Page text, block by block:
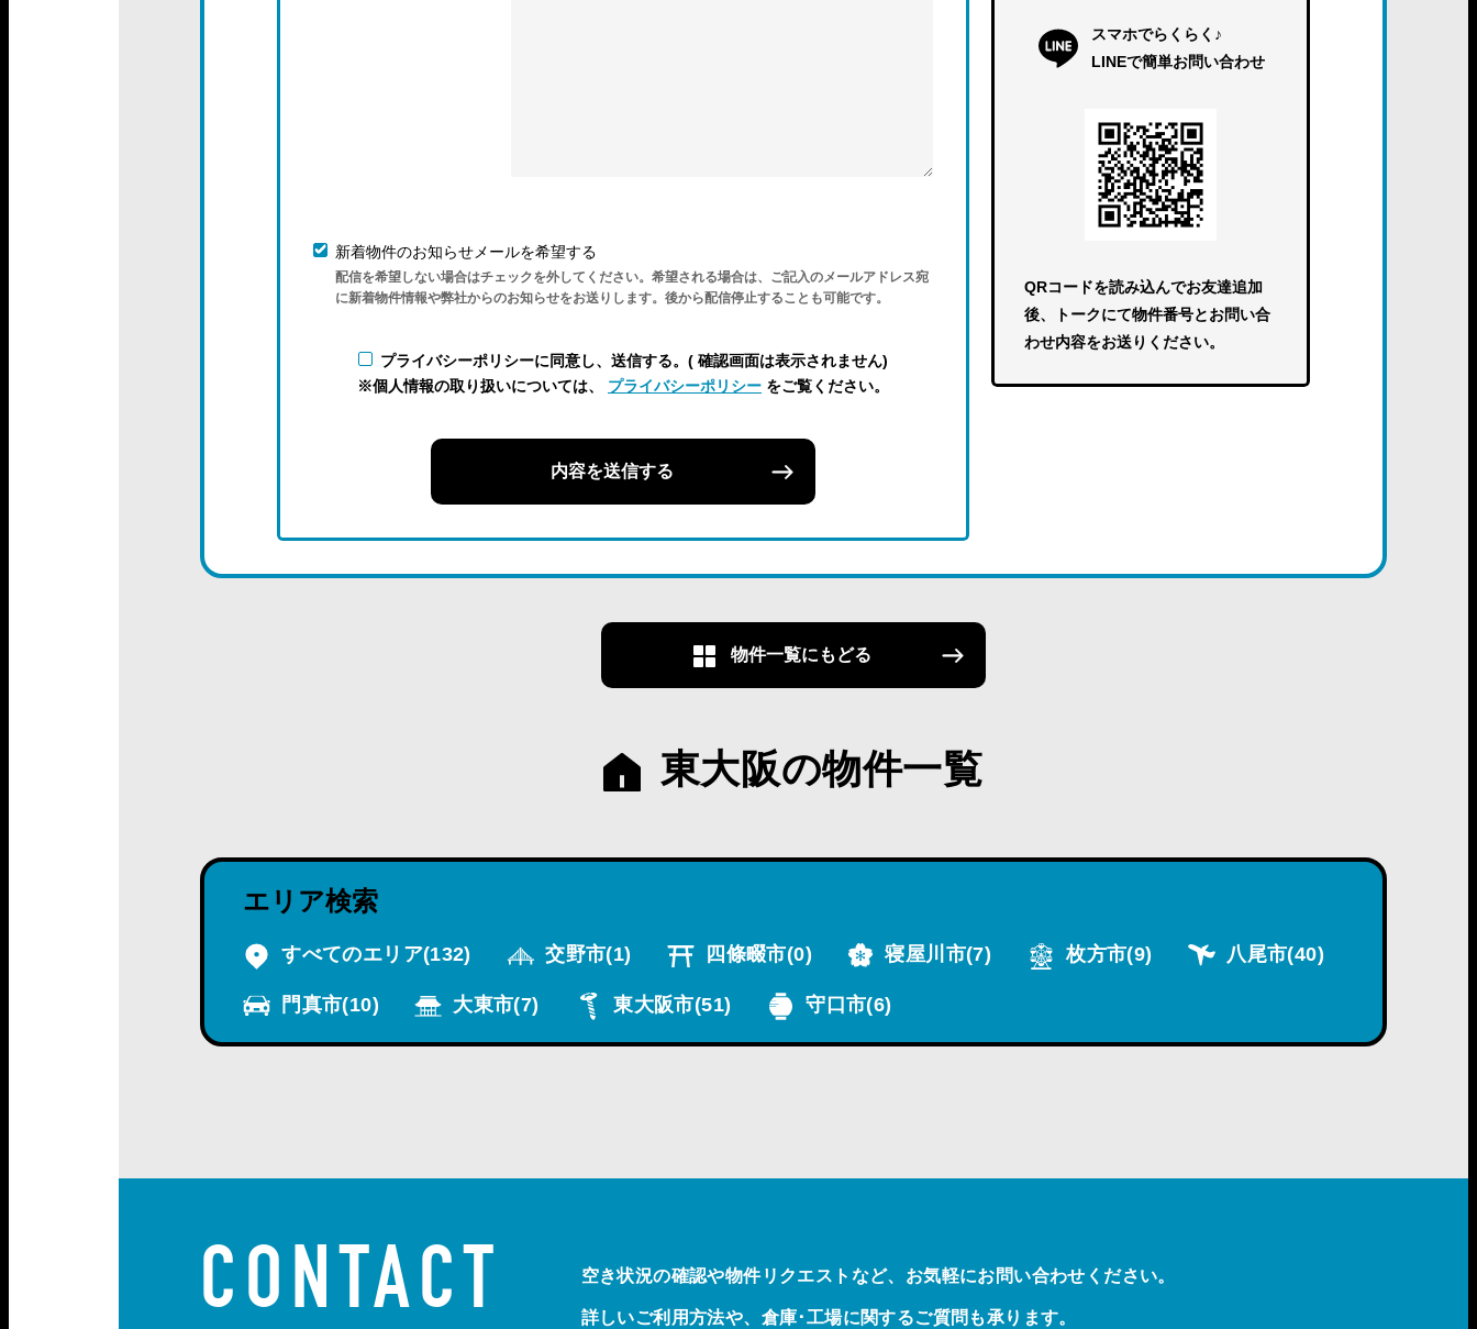
新着物件のお知らせメールを希望する
配信を希望しない場合はチェックを外してください。希望される場合は、ご記入のメールアドレス宛
に新着物件情報や弊社からのお知らせをお送りします。後から配信停止することも可能です。
プライバシーポリシーに同意し、送信する。( 確認画面は表示されません)
※個人情報の取り扱いについては、
プライバシーポリシー をご覧ください。
内容を送信する
スマホでらくらく♪
LINEで簡単お問い合わせ
QRコードを読み込んでお友達追加
後、トークにて物件番号とお問い合
わせ内容をお送りください。
物件一覧にもどる
東大阪の物件一覧
エリア検索
すべてのエリア(132) 交野市(1) 四條畷市(0) 寝屋川市(7) 枚方市(9) 八尾市(40)
門真市(10) 大東市(7) 東大阪市(51) 守口市(6)
CONTACT 空き状況の確認や物件リクエストなど、お気軽にお問い合わせください。
詳しいご利用方法や、倉庫･工場に関するご質問も承ります。